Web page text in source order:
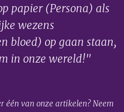
papier (Persona) als
wezens
bloed) op gaan staan,
in onze wereld!"
één van onze artikelen? Neem